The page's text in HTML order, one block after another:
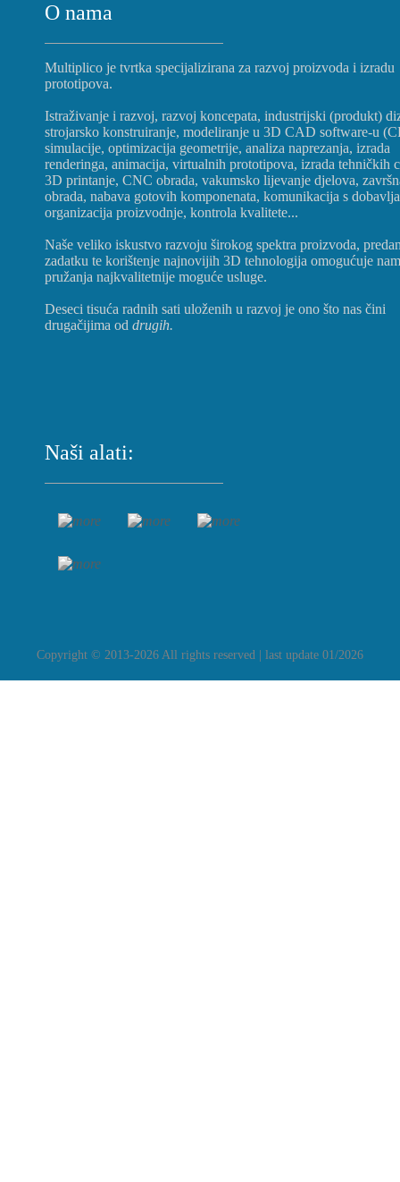
O nama
Multiplico je tvrtka specijalizirana za razvoj proizvoda i izradu
prototipova.
Istraživanje i razvoj, razvoj koncepata, industrijski (produkt)
strojarsko konstruiranje, modeliranje u 3D CAD software-u
simulacije, optimizacija geometrije, analiza naprezanja, izrada
renderinga, animacija, virtualnih prototipova, izrada tehničkih
3D printanje, CNC obrada, vakumsko lijevanje djelova,
obrada, nabava gotovih komponenata, komunikacija s
organizacija proizvodnje, kontrola kvalitete...
Naše veliko iskustvo razvoju širokog spektra proizvoda,
zadatku te korištenje najnovijih 3D tehnologija omogućuje nam
pružanja najkvalitetnije moguće usluge.
Deseci tisuća radnih sati uloženih u razvoj je ono što nas čini
drugačijima od drugih.
Naši alati:
Copyright © 2013-2026 All rights reserved | last update 01/2026